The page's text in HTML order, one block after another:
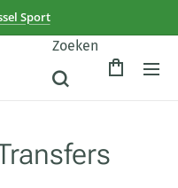
Sport
Zoeken